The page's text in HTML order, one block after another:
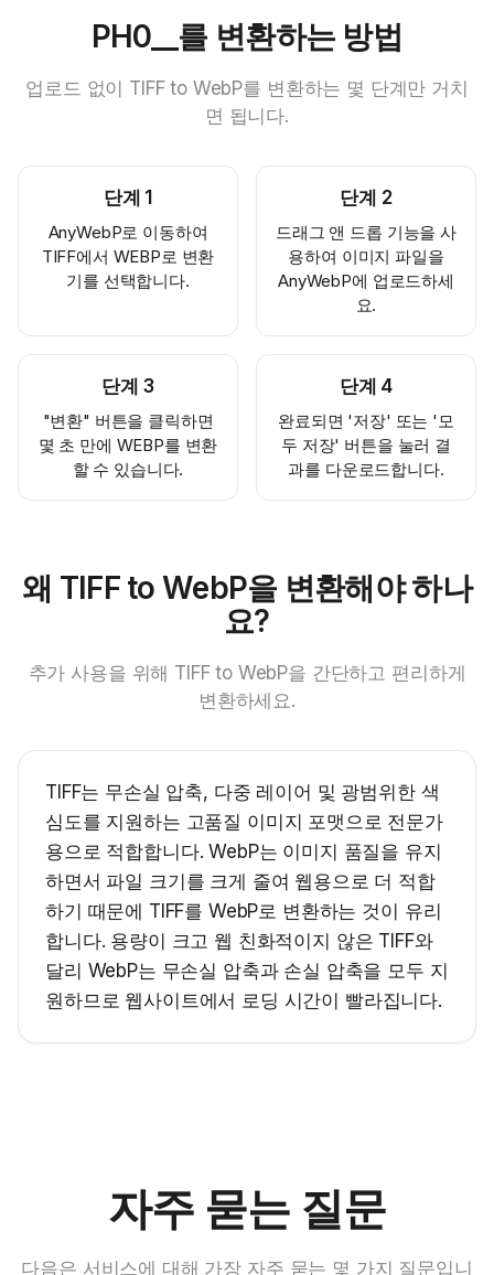
PH0__를 변환하는 방법
업로드 없이 TIFF to WebP를 변환하는 몇 단계만 거치
면 됩니다.
단계 1
AnyWebP로 이동하여
TIFF에서 WEBP로 변환
기를 선택합니다.
단계 2
드래그 앤 드롭 기능을 사
용하여 이미지 파일을
AnyWebP에 업로드하세
요.
단계 3
"변환" 버튼을 클릭하면
몇 초 만에 WEBP를 변환
할 수 있습니다.
단계 4
완료되면 '저장' 또는 '모
두 저장' 버튼을 눌러 결
과를 다운로드합니다.
왜 TIFF to WebP을 변환해야 하나
요?
추가 사용을 위해 TIFF to WebP을 간단하고 편리하게
변환하세요.
TIFF는 무손실 압축, 다중 레이어 및 광범위한 색
심도를 지원하는 고품질 이미지 포맷으로 전문가
용으로 적합합니다. WebP는 이미지 품질을 유지
하면서 파일 크기를 크게 줄여 웹용으로 더 적합
하기 때문에 TIFF를 WebP로 변환하는 것이 유리
합니다. 용량이 크고 웹 친화적이지 않은 TIFF와
달리 WebP는 무손실 압축과 손실 압축을 모두 지
원하므로 웹사이트에서 로딩 시간이 빨라집니다.
자주 묻는 질문
다음은 서비스에 대해 가장 자주 묻는 몇 가지 질문입니